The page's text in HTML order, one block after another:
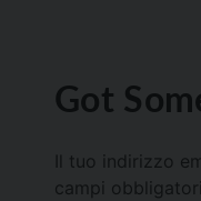
Got
Il tuo indirizzo
campi